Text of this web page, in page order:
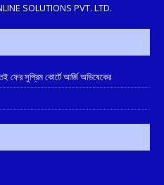
SOLUTIONS PVT. LTD.
ফের সুপ্রিম কোর্টে আর্জি অভিষেকের